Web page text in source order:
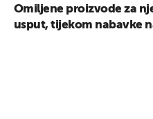
Omiljene proizvode za
usput, tijekom nabavke